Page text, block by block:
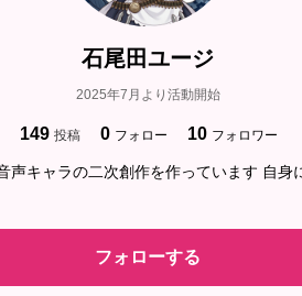
石尾田ユージ
2025年7月より活動開始
149 投稿 0 フォロー 10 フォロワー
声キャラの二次創作を作っています 自身
フォローする